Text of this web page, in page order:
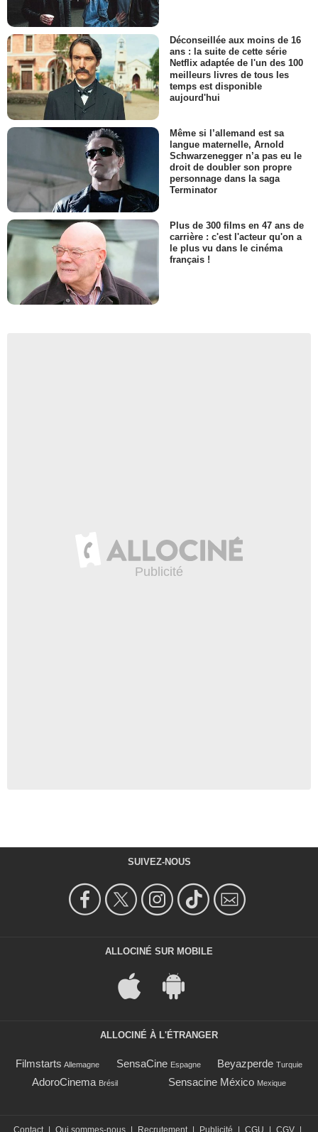
Déconseillée aux moins de 16
ans : la suite de cette série
Netflix adaptée de l'un des 100
meilleurs livres de tous les
temps est disponible
aujourd'hui
Même si l’allemand est sa
langue maternelle, Arnold
Schwarzenegger n’a pas eu le
droit de doubler son propre
personnage dans la saga
Terminator
Plus de 300 films en 47 ans de
carrière : c'est l'acteur qu'on a
le plus vu dans le cinéma
français !
SUIVEZ-NOUS
ALLOCINÉ SUR MOBILE
ALLOCINÉ À L'ÉTRANGER
Filmstarts Allemagne SensaCine Espagne Beyazperde Turquie
AdoroCinema Brésil Sensacine México Mexique